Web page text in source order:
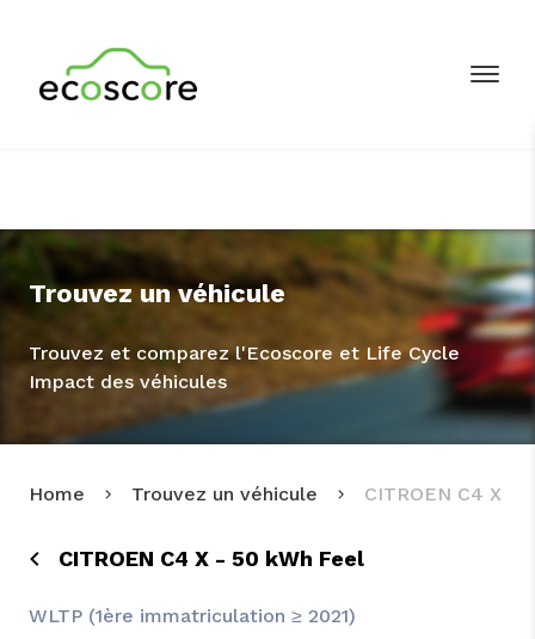
Trouvez un véhicule
Trouvez et comparez l'Ecoscore et Life Cycle
Impact des véhicules
Home Trouvez un véhicule CITROEN C4 X
CITROEN C4 X - 50 kWh Feel
WLTP (1ère immatriculation ≥ 2021)